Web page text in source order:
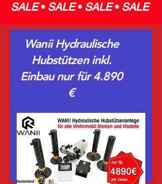
SALE• SALE•SALE• SALE
Wanii Hydraulische
Hubstützen inkl.
Einbau nur für 4.890
€